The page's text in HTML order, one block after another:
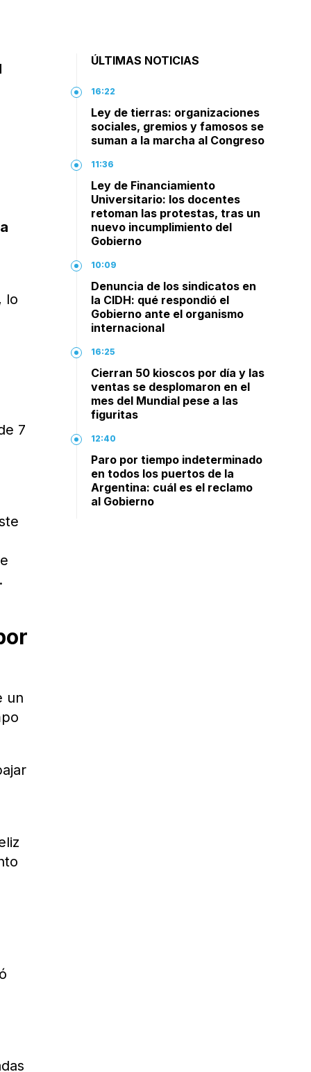
lo
7
un
ÚLTIMAS NOTICIAS
16:22
Ley de tierras: organizaciones
sociales, gremios y famosos se
suman a la marcha al Congreso
11:36
Ley de Financiamiento
Universitario: los docentes
retoman las protestas, tras un
nuevo incumplimiento del
Gobierno
10:09
Denuncia de los sindicatos en
la CIDH: qué respondió el
Gobierno ante el organismo
internacional
16:25
Cierran 50 kioscos por día y las
ventas se desplomaron en el
mes del Mundial pese a las
figuritas
12:40
Paro por tiempo indeterminado
en todos los puertos de la
Argentina: cuál es el reclamo
al Gobierno